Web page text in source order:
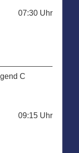
07:30 Uhr
C
09:15 Uhr